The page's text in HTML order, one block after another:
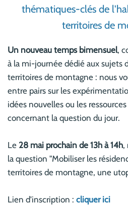
thématiques-clés de
territoires de
Un nouveau temps bimensuel,
à la mi-journée dédié aux sujets
territoires de montagne : nous
entre pairs sur les
idées nouvelles ou les
concernant la question du jour.
Le 28 mai prochain de 13h à 14h,
la question "Mobiliser les
territoires de montagne, une
Lien d'inscription : cliquer ici